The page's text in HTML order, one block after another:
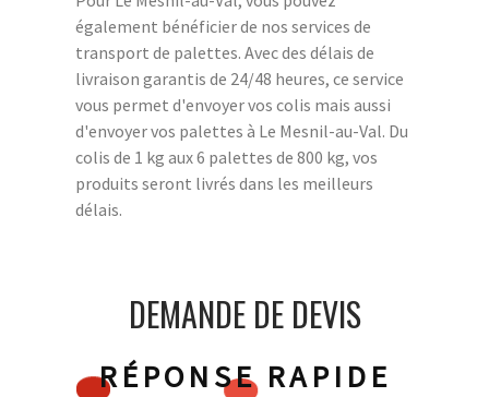
également bénéficier de nos services de
transport de palettes. Avec des délais de
livraison garantis de 24/48 heures, ce service
vous permet d'envoyer vos colis mais aussi
d'envoyer vos palettes à Le Mesnil-au-Val. Du
colis de 1 kg aux 6 palettes de 800 kg, vos
produits seront livrés dans les meilleurs
délais.
DEMANDE DE DEVIS
RÉPONSE RAPIDE